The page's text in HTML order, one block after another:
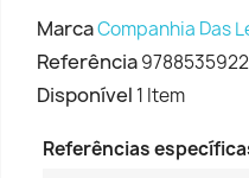
MarcaCompanhia Das
Referência
Disponível 1 Item
Referências